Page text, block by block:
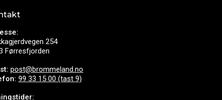
254
Førresfjorden
post@brommeland.no
99 33 15 00 (tast 9)